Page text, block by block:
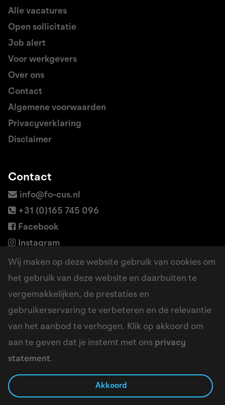
Alle vacatures
Open sollicitatie
Job alert
Voor werkgevers
Over ons
Contact
Algemene voorwaarden
Privacyverklaring
Disclaimer
Contact
info@fo-cus.nl
+31 (0)165 745 096
Facebook
Instagram
LinkedIn
Adres
Borchwerf 6a
4704 RG Roosendaal
Google maps
Wij maken op deze website gebruik van cookies om
het gebruik van deze website en daarbuiten te
vergemakkelijken, de prestaties en
gebruikerservaring te verbeteren en de relevantie
van het aanbod te verhogen. Klik op akkoord om
aan te geven dat je instemt met ons privacy
statement.
Akkoord